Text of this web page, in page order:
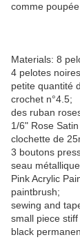
comme
Materials: 8
4 pelotes noires
petite quantité
crochet n°4.5;
des ruban
1/6" Rose
clochette de
3 boutons
seau
Pink Acrylic
paintbrush;
sewing and
small piece
black